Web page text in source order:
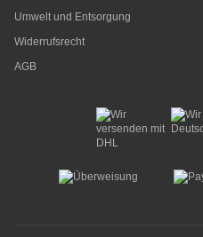
Umwelt und Entsorgung
Widerrufsrecht
AGB